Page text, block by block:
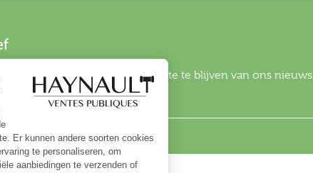
nieuwsbrief om op de hoogte te blijven van ons nieuws.